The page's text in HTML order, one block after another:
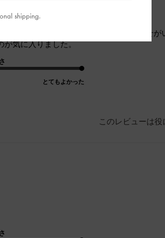
即買いました。silverとgoldの組み合わせが
が気に入りました。
とてもよかった
このレビューは
shipping.